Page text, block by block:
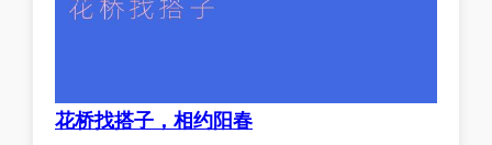
花桥找搭子，相约阳春